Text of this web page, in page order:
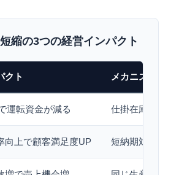
縮の3つの経営インパクト
クト メカニズム
運転資金が減る 仕掛在庫の滞
向上で顧客満足度UP 短納期対応・